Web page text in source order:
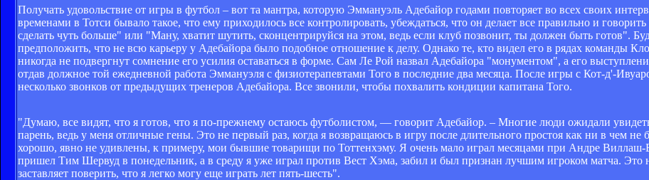
Получать удовольствие от игры в футбол – вот та мантра, которую Эммануэль Адебайор годами повторяет во всех своих
временами в Тотси бывало такое, что ему приходилось все контролировать, убеждаться, что он делает все правильно и
сделать чуть больше" или "Ману, хватит шутить, сконцентрируйся на этом, ведь если клуб позвонит, ты должен быть готов".
предположить, что не всю карьеру у Адебайора было подобное отношение к делу. Однако те, кто видел его в рядах команды
никогда не подвергнут сомнение его усилия оставаться в форме. Сам Ле Рой назвал Адебайора "монументом", а его
отдав должное той ежедневной работа Эммануэля с физиотерапевтами Того в последние два месяца. После игры с Кот-д'-
несколько звонков от предыдущих тренеров Адебайора. Все звонили, чтобы похвалить кондиции капитана Того.
"Думаю, все видят, что я готов, что я по-прежнему остаюсь футболистом, — говорит Адебайор. – Многие люди ожидали
парень, ведь у меня отличные гены. Это не первый раз, когда я возвращаюсь в игру после длительного простоя как ни в чем не
хорошо, явно не удивлены, к примеру, мои бывшие товарищи по Тоттенхэму. Я очень мало играл месяцами при Андре Виллаш-
пришел Тим Шервуд в понедельник, а в среду я уже играл против Вест Хэма, забил и был признан лучшим игроком матча. Это
заставляет поверить, что я легко могу еще играть лет пять-шесть".